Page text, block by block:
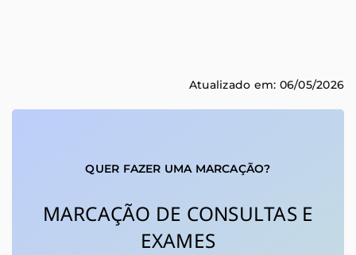
Atualizado em: 06/05/2026
QUER FAZER UMA MARCAÇÃO?
MARCAÇÃO DE CONSULTAS E
EXAMES